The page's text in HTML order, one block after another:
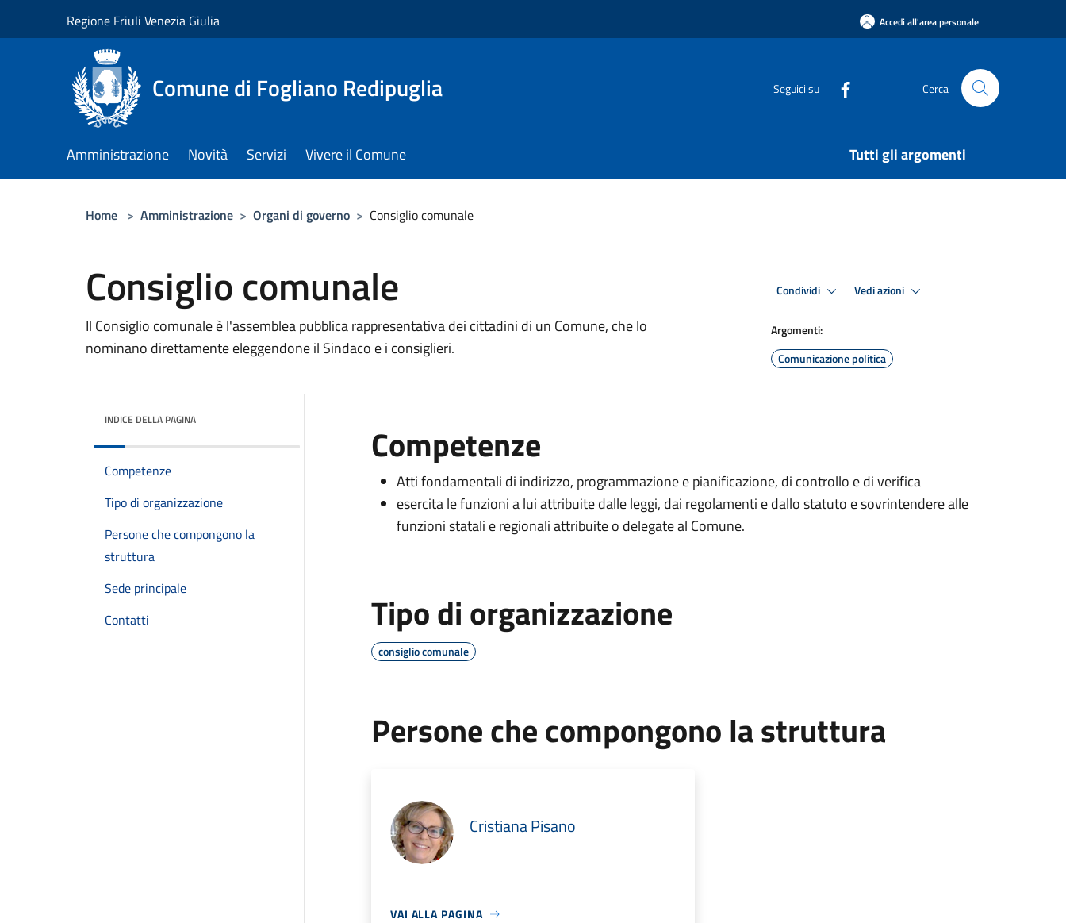
Regione Friuli Venezia Giulia Accedi all'area personale
Comune di Fogliano Redipuglia Seguici su Cerca
Amministrazione Novità Servizi Vivere il Comune Tutti gli argomenti
Home > Amministrazione > Organi di governo > Consiglio comunale
Consiglio comunale
Il Consiglio comunale è l'assemblea pubblica rappresentativa dei cittadini di un Comune, che lo
nominano direttamente eleggendone il Sindaco e i consiglieri.
Condividi Vedi azioni
Argomenti:
Comunicazione politica
INDICE DELLA PAGINA
Competenze
Tipo di organizzazione
Persone che compongono la
struttura
Sede principale
Contatti
Competenze
Atti fondamentali di indirizzo, programmazione e pianificazione, di controllo e di verifica
esercita le funzioni a lui attribuite dalle leggi, dai regolamenti e dallo statuto e sovrintendere alle
funzioni statali e regionali attribuite o delegate al Comune.
Tipo di organizzazione
consiglio comunale
Persone che compongono la struttura
Cristiana Pisano
VAI ALLA PAGINA